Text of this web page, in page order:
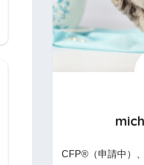
CFP®（申請中）